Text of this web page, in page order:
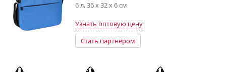
6 л, 36 х 32 х 6 см
Узнать оптовую цену
Стать партнёром